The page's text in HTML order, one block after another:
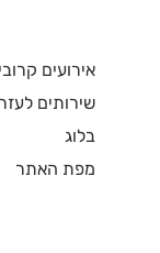
אירועים
שירותים
בלוג
מפת האתר